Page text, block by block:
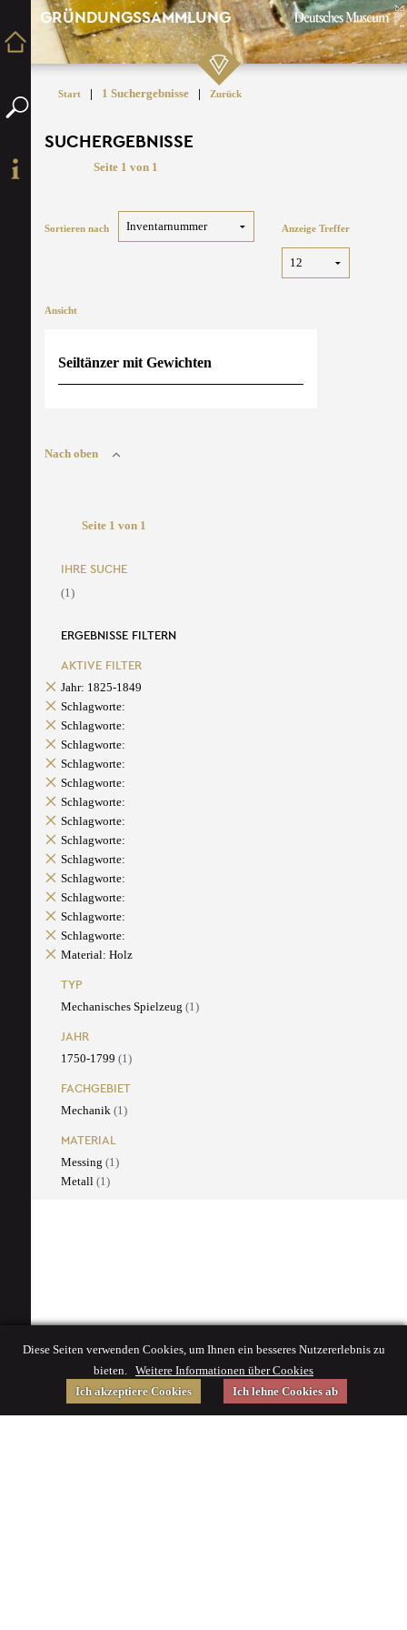
GRÜNDUNGSSAMMLUNG
Start | 1 Suchergebnisse | Zurück
SUCHERGEBNISSE
Seite 1 von 1
Sortieren nach Anzeige Treffer
Ansicht
Seiltänzer mit Gewichten
Nach oben
Seite 1 von 1
IHRE SUCHE
(1)
ERGEBNISSE FILTERN
AKTIVE FILTER
Jahr: 1825-1849
Schlagworte:
Schlagworte:
Schlagworte:
Schlagworte:
Schlagworte:
Schlagworte:
Schlagworte:
Schlagworte:
Schlagworte:
Schlagworte:
Schlagworte:
Schlagworte:
Schlagworte:
Material: Holz
TYP
Mechanisches Spielzeug (1)
JAHR
1750-1799 (1)
FACHGEBIET
Mechanik (1)
MATERIAL
Messing (1)
Metall (1)
Diese Seiten verwenden Cookies, um Ihnen ein besseres Nutzererlebnis zu
bieten. Weitere Informationen über Cookies
Ich akzeptiere Cookies
Ich lehne Cookies ab